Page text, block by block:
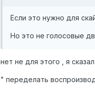
Если это нужно для
Но это не голосовые
нет не для этого , я
" переделать